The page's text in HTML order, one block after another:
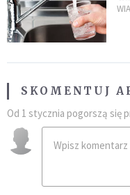
SKOMENTUJ
Od 1 stycznia pogorszą się